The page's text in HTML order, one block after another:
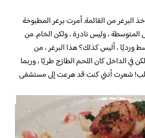
البرغر من القائمة. أمرت برغر المطبوخة
، وليس نادرة ، ولكن الخام. من
ورديًا ، أليس كذلك؟ هذا البرغر ، من
في الداخل كان اللحم الطازج طريًا ، وربما
شعرت أنني كنت قد هرعت إلى مستشفى